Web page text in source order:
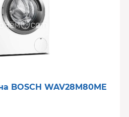
BOSCH WAV28M80ME